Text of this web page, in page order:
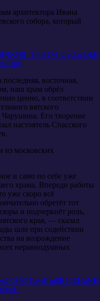
архитектора Ивана
собора, который
восточная,
наш храм обрёл
ценно, в соответствии
вятского
Его творение
настоятель Спасского
из московских
и само по себе уже
храма. Впереди работы
уже скоро всё
обретёт тот
и подчеркнёт роль,
края, — сказал
шло при содействии
на возрождение
неравнодушных